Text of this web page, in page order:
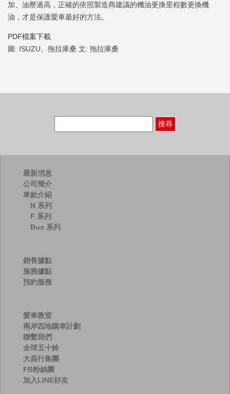
加、油壓過高，正確的依照製造商建議的機油更換里程數更換機
油，才是保護愛車最好的方法。
PDF檔案下載
圖: ISUZU、拖拉庫桑 文: 拖拉庫桑
搜
關
最新消息
公司簡介
車款介紹
N 系列
F 系列
Bus 系列
銷售據點
服務據點
預約服務
愛車教室
兩岸四地購車計劃
聯繫我們
全球五十鈴
大昌行集團
FB粉絲團
加入LINE好友